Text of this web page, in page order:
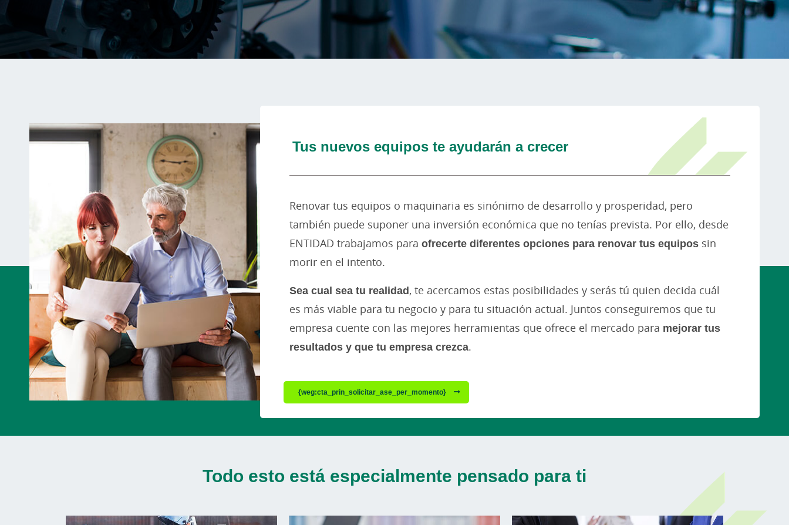
Tus nuevos equipos te ayudarán a crecer
Renovar tus equipos o maquinaria es sinónimo de desarrollo y prosperidad, pero
también puede suponer una inversión económica que no tenías prevista. Por ello, desde
ENTIDAD trabajamos para ofrecerte diferentes opciones para renovar tus equipossin
morir en el intento.
Sea cual sea tu realidad, te acercamos estas posibilidades y serás tú quien decida cuál
es más viable para tu negocio y para tu situación actual. Juntos conseguiremos que tu
empresa cuente con las mejores herramientas que ofrece el mercado para mejorar tus
resultados y que tu empresa crezca.
{weg:cta_prin_solicitar_ase_per_momento}
Todo esto está especialmente pensado para ti